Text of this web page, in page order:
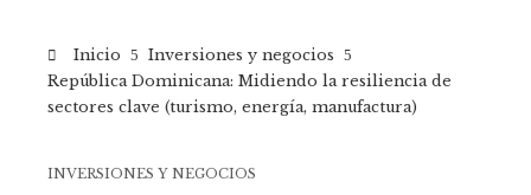
Inicio
Inversiones y negocios
República Dominicana: Midiendo la resiliencia de
sectores clave (turismo, energía, manufactura)
INVERSIONES Y NEGOCIOS